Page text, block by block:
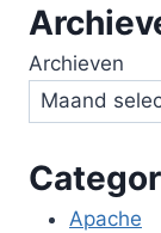
Archieven
Apache